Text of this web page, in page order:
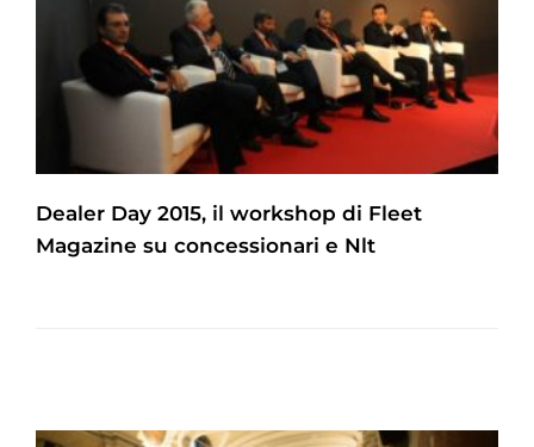
Dealer Day 2015, il workshop di Fleet
Magazine su concessionari e Nlt